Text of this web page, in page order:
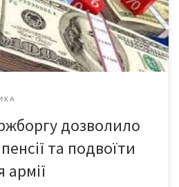
рік, повідомила лідерка
новому відео на […]
дозволило
та подвоїти
армії